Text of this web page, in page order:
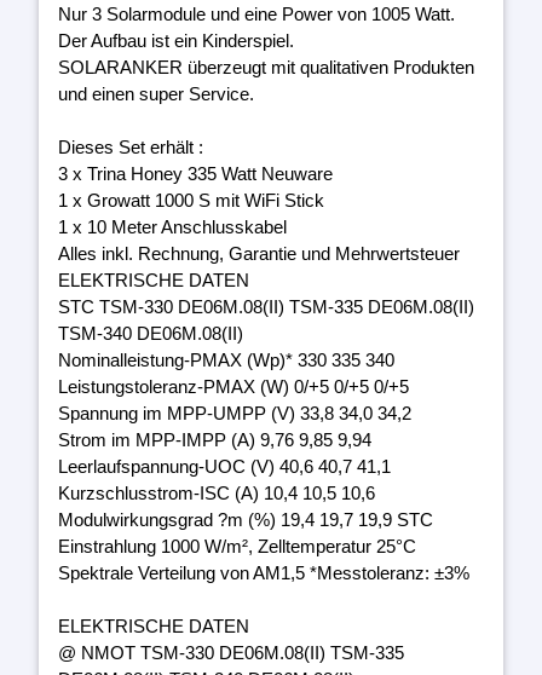
Nur 3 Solarmodule und eine Power von 1005 Watt.
Der Aufbau ist ein Kinderspiel.
SOLARANKER überzeugt mit qualitativen Produkten
und einen super Service.
Dieses Set erhält :
3 x Trina Honey 335 Watt Neuware
1 x Growatt 1000 S mit WiFi Stick
1 x 10 Meter Anschlusskabel
Alles inkl. Rechnung, Garantie und Mehrwertsteuer
ELEKTRISCHE DATEN
STC TSM-330 DE06M.08(II) TSM-335 DE06M.08(II)
TSM-340 DE06M.08(II)
Nominalleistung-PMAX (Wp)* 330 335 340
Leistungstoleranz-PMAX (W) 0/+5 0/+5 0/+5
Spannung im MPP-UMPP (V) 33,8 34,0 34,2
Strom im MPP-IMPP (A) 9,76 9,85 9,94
Leerlaufspannung-UOC (V) 40,6 40,7 41,1
Kurzschlusstrom-ISC (A) 10,4 10,5 10,6
Modulwirkungsgrad ?m (%) 19,4 19,7 19,9 STC
Einstrahlung 1000 W/m², Zelltemperatur 25°C
Spektrale Verteilung von AM1,5 *Messtoleranz: ±3%
ELEKTRISCHE DATEN
@ NMOT TSM-330 DE06M.08(II) TSM-335